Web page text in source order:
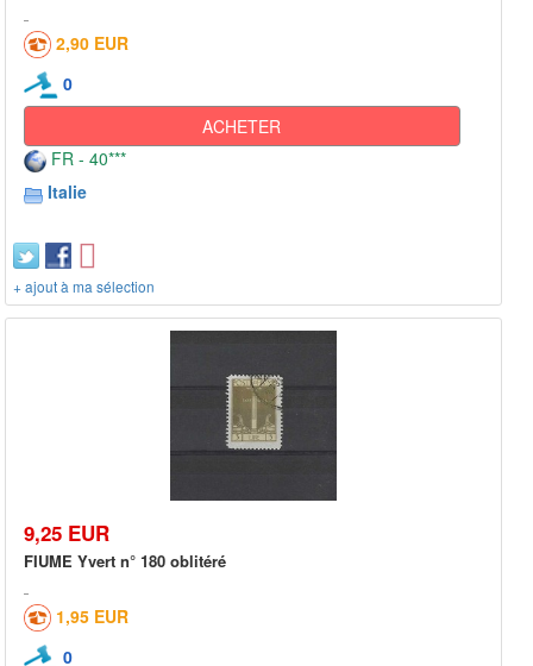
2,90 EUR
0
ACHETER
FR - 40***
Italie
+ ajout à ma sélection
9,25 EUR
FIUME Yvert n° 180 oblitéré
1,95 EUR
0